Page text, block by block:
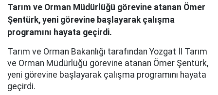
Tarım ve Orman Müdürlüğü görevine atanan Ömer
Şentürk, yeni görevine başlayarak çalışma
programını hayata geçirdi.
Tarım ve Orman Bakanlığı tarafından Yozgat İl Tarım
ve Orman Müdürlüğü görevine atanan Ömer Şentürk,
yeni görevine başlayarak çalışma programını hayata
geçirdi.